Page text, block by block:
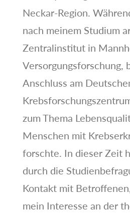
Neckar-Region.
nach meinem Studium
Zentralinstitut in
Versorgungsforschung,
Anschluss am
zum Thema
Menschen mit
forschte. In dieser Zeit
durch die
Kontakt mit
mein Interesse an der